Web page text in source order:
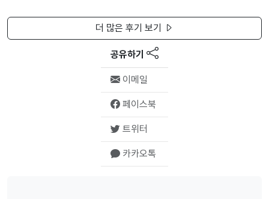
더 많은 후기 보기
공유하기
이메일
페이스북
트위터
카카오톡